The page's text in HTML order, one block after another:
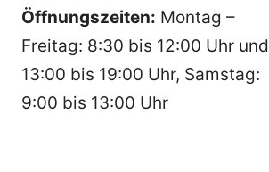
Öffnungszeiten: Montag –
Freitag: 8:30 bis 12:00 Uhr und
13:00 bis 19:00 Uhr, Samstag:
9:00 bis 13:00 Uhr